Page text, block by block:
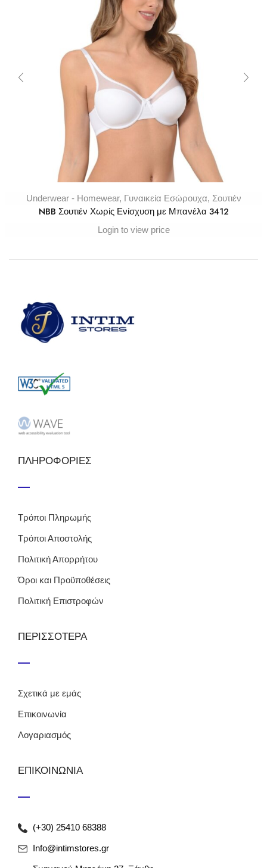
Underwear - Homewear, Γυναικεία Εσώρουχα, Σουτιέν
NBB Σουτιέν Χωρίς Ενίσχυση με Μπανέλα 3412
Login to view price
ΠΛΗΡΟΦΟΡΙΕΣ
Τρόποι Πληρωμής
Τρόποι Αποστολής
Πολιτική Απορρήτου
Όροι και Προϋποθέσεις
Πολιτική Επιστροφών
ΠΕΡΙΣΣΟΤΕΡΑ
Σχετικά με εμάς
Επικοινωνία
Λογαριασμός
ΕΠΙΚΟΙΝΩΝΙΑ
(+30) 25410 68388
Info@intimstores.gr